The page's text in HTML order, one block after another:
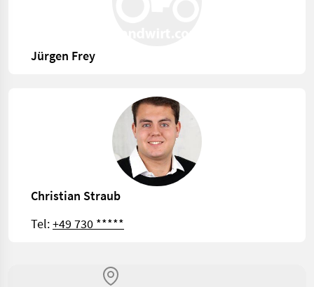
Jürgen Frey
Christian Straub
Tel:+49 730 *****